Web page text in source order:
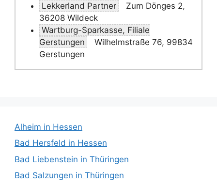
Lekkerland Partner
Zum Dönges 2,
36208 Wildeck
Wartburg-Sparkasse, Filiale
Gerstungen
Wilhelmstraße 76, 99834
Gerstungen
Alheim in Hessen
Bad Hersfeld in Hessen
Bad Liebenstein in Thüringen
Bad Salzungen in Thüringen